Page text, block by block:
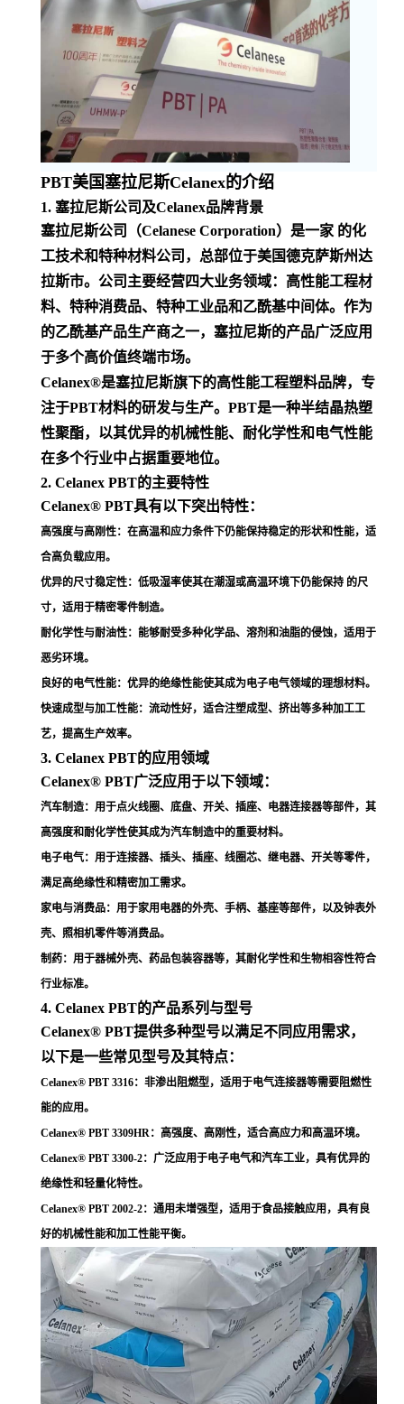
PBT美国塞拉尼斯Celanex的介绍
1. 塞拉尼斯公司及Celanex品牌背景
塞拉尼斯公司（Celanese Corporation）是一家 的化
工技术和特种材料公司，总部位于美国德克萨斯州达
拉斯市。公司主要经营四大业务领域：高性能工程材
料、特种消费品、特种工业品和乙酰基中间体。作为
的乙酰基产品生产商之一，塞拉尼斯的产品广泛应用
于多个高价值终端市场。
Celanex®是塞拉尼斯旗下的高性能工程塑料品牌，专
注于PBT材料的研发与生产。PBT是一种半结晶热塑
性聚酯，以其优异的机械性能、耐化学性和电气性能
在多个行业中占据重要地位。
2. Celanex PBT的主要特性
Celanex® PBT具有以下突出特性：
高强度与高刚性：在高温和应力条件下仍能保持稳定的形状和性能，适
合高负载应用。
优异的尺寸稳定性：低吸湿率使其在潮湿或高温环境下仍能保持 的尺
寸，适用于精密零件制造。
耐化学性与耐油性：能够耐受多种化学品、溶剂和油脂的侵蚀，适用于
恶劣环境。
良好的电气性能：优异的绝缘性能使其成为电子电气领域的理想材料。
快速成型与加工性能：流动性好，适合注塑成型、挤出等多种加工工
艺，提高生产效率。
3. Celanex PBT的应用领域
Celanex® PBT广泛应用于以下领域：
汽车制造：用于点火线圈、底盘、开关、插座、电器连接器等部件，其
高强度和耐化学性使其成为汽车制造中的重要材料。
电子电气：用于连接器、插头、插座、线圈芯、继电器、开关等零件，
满足高绝缘性和精密加工需求。
家电与消费品：用于家用电器的外壳、手柄、基座等部件，以及钟表外
壳、照相机零件等消费品。
制药：用于器械外壳、药品包装容器等，其耐化学性和生物相容性符合
行业标准。
4. Celanex PBT的产品系列与型号
Celanex® PBT提供多种型号以满足不同应用需求，
以下是一些常见型号及其特点：
Celanex® PBT 3316：非渗出阻燃型，适用于电气连接器等需要阻燃性
能的应用。
Celanex® PBT 3309HR：高强度、高刚性，适合高应力和高温环境。
Celanex® PBT 3300-2：广泛应用于电子电气和汽车工业，具有优异的
绝缘性和轻量化特性。
Celanex® PBT 2002-2：通用未增强型，适用于食品接触应用，具有良
好的机械性能和加工性能平衡。